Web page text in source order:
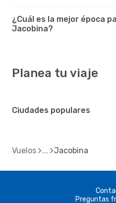
¿Cuál es la mejor época
Jacobina?
Planea tu viaje
Ciudades populares
Vuelos Jacobina
Preguntas